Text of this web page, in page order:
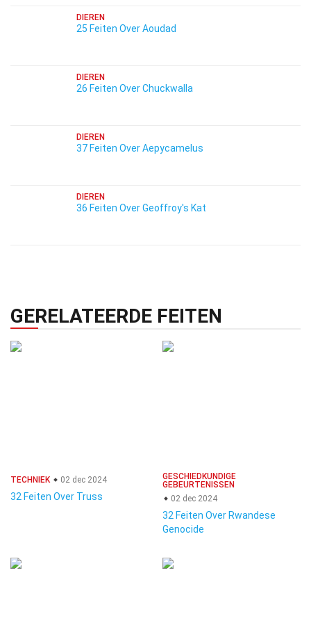
DIEREN
25 Feiten Over Aoudad
DIEREN
26 Feiten Over Chuckwalla
DIEREN
37 Feiten Over Aepycamelus
DIEREN
36 Feiten Over Geoffroy's Kat
GERELATEERDE FEITEN
TECHNIEK 02 dec 2024
32 Feiten Over Truss
GESCHIEDKUNDIGE
GEBEURTENISSEN
02 dec 2024
32 Feiten Over Rwandese
Genocide